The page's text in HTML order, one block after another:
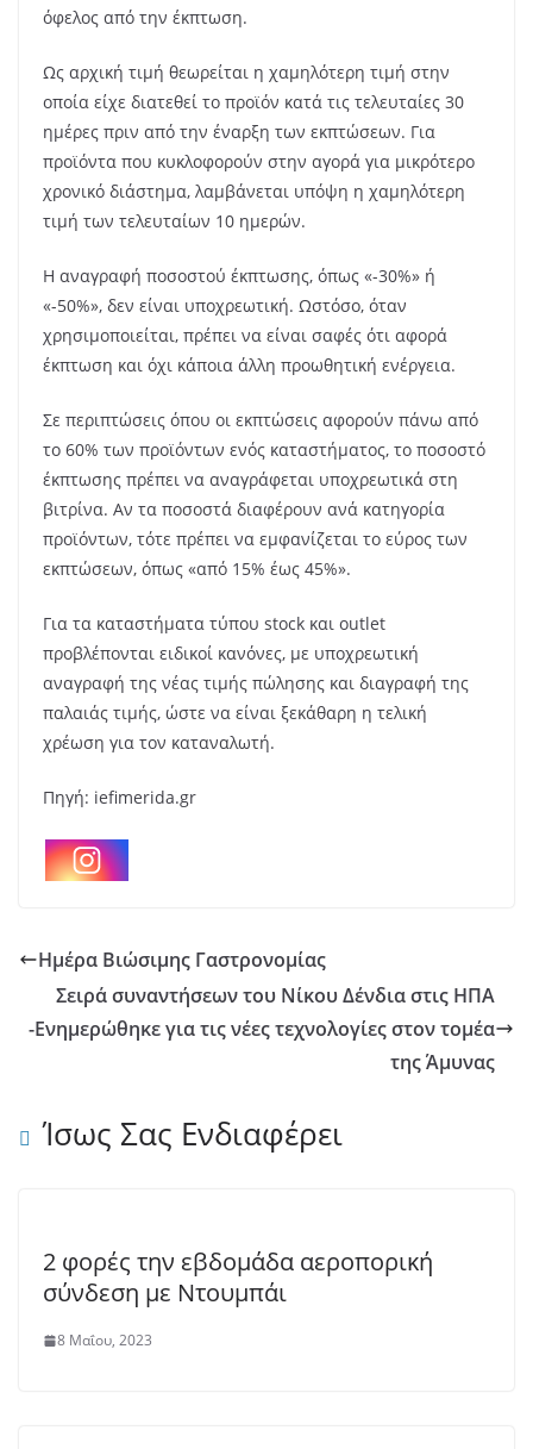
όφελος από την έκπτωση.
Ως αρχική τιμή θεωρείται η χαμηλότερη τιμή στην
οποία είχε διατεθεί το προϊόν κατά τις τελευταίες 30
ημέρες πριν από την έναρξη των εκπτώσεων. Για
προϊόντα που κυκλοφορούν στην αγορά για μικρότερο
χρονικό διάστημα, λαμβάνεται υπόψη η χαμηλότερη
τιμή των τελευταίων 10 ημερών.
Η αναγραφή ποσοστού έκπτωσης, όπως «-30%» ή
«-50%», δεν είναι υποχρεωτική. Ωστόσο, όταν
χρησιμοποιείται, πρέπει να είναι σαφές ότι αφορά
έκπτωση και όχι κάποια άλλη προωθητική ενέργεια.
Σε περιπτώσεις όπου οι εκπτώσεις αφορούν πάνω από
το 60% των προϊόντων ενός καταστήματος, το ποσοστό
έκπτωσης πρέπει να αναγράφεται υποχρεωτικά στη
βιτρίνα. Αν τα ποσοστά διαφέρουν ανά κατηγορία
προϊόντων, τότε πρέπει να εμφανίζεται το εύρος των
εκπτώσεων, όπως «από 15% έως 45%».
Για τα καταστήματα τύπου stock και outlet
προβλέπονται ειδικοί κανόνες, με υποχρεωτική
αναγραφή της νέας τιμής πώλησης και διαγραφή της
παλαιάς τιμής, ώστε να είναι ξεκάθαρη η τελική
χρέωση για τον καταναλωτή.
Πηγή: iefimerida.gr
Ημέρα Βιώσιμης Γαστρονομίας
Σειρά συναντήσεων του Νίκου Δένδια στις ΗΠΑ
-Ενημερώθηκε για τις νέες τεχνολογίες στον τομέα
της Άμυνας
Ίσως Σας Ενδιαφέρει
2 φορές την εβδομάδα αεροπορική
σύνδεση με Ντουμπάι
8 Μαΐου, 2023